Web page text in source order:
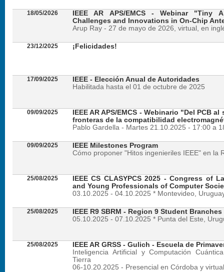
18/05/2026
IEEE AR APS/EMCS - Webinar "Tiny
Challenges and Innovations in On-Chip
Arup Ray - 27 de mayo de 2026, virtual, en
23/12/2025 ¡Felicidades!
17/09/2025
IEEE - Elección Anual de Autoridades
Habilitada hasta el 01 de octubre de 2025
09/09/2025
IEEE AR APS/EMCS - Webinario "Del PCB
fronteras de la compatibilidad
Pablo Gardella - Martes 21.10.2025 - 17:00 a
09/09/2025
IEEE Milestones Program
Cómo proponer "Hitos ingenieriles IEEE" en la
25/08/2025
IEEE CS CLASYPCS 2025 - Congress of
and Young Professionals of Computer
03.10.2025 - 04.10.2025 * Montevideo,
25/08/2025
IEEE R9 SBRM - Region 9 Student
05.10.2025 - 07.10.2025 * Punta del Este,
25/08/2025
IEEE AR GRSS - Gulich - Escuela de
Inteligencia Artificial y Computación
Tierra
06-10.20.2025 - Presencial en Córdoba y virtual